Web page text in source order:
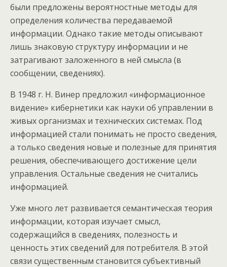
были предложены вероятностные методы для
определения количества передаваемой
информации. Однако такие методы описывают
лишь знаковую структуру информации и не
затрагивают заложенного в ней смысла (в
сообщении, сведениях).
В 1948 г. Н. Винер предложил «информационное
видение» кибернетики как науки об управлении в
живых организмах и технических системах. Под
информацией стали понимать не просто сведения,
а только сведения новые и полезные для принятия
решения, обеспечивающего достижение цели
управления. Остальные сведения не считались
информацией.
Уже много лет развивается семантическая теория
информации, которая изучает смысл,
содержащийся в сведениях, полезность и
ценность этих сведений для потребителя. В этой
связи существенным становится субъективный